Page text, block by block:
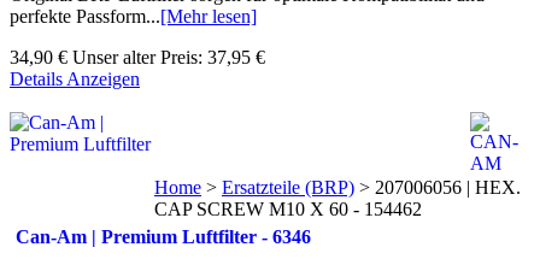
perfekte Passform...[Mehr lesen]
34,90 € Unser alter Preis: 37,95 €
Details Anzeigen
Can-Am | Premium Luftfilter - 6346
Home > Ersatzteile (BRP) > 207006056 | HEX.
CAP SCREW M10 X 60 - 154462